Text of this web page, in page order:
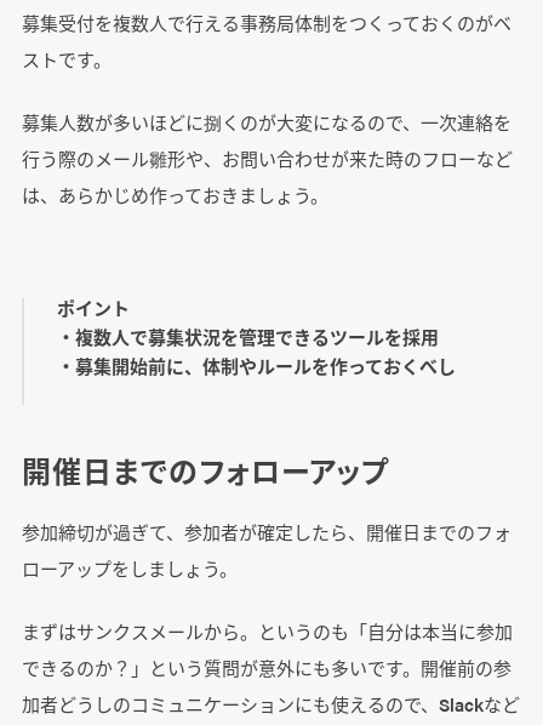
募集受付を複数人で行える事務局体制をつくっておくのがベ
ストです。
募集人数が多いほどに捌くのが大変になるので、一次連絡を
行う際のメール雛形や、お問い合わせが来た時のフローなど
は、あらかじめ作っておきましょう。
ポイント
・複数人で募集状況を管理できるツールを採用
・募集開始前に、体制やルールを作っておくべし
開催日までのフォローアップ
参加締切が過ぎて、参加者が確定したら、開催日までのフォ
ローアップをしましょう。
まずはサンクスメールから。というのも「自分は本当に参加
できるのか？」という質問が意外にも多いです。開催前の参
加者どうしのコミュニケーションにも使えるので、Slackなど